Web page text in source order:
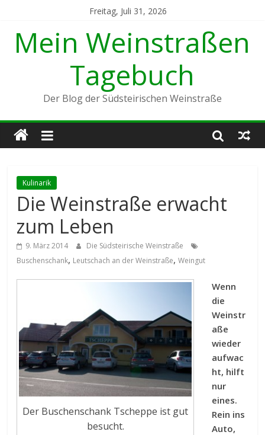
Freitag, Juli 31, 2026
Mein Weinstraßen
Tagebuch
Der Blog der Südsteirischen Weinstraße
Kulinarik
Die Weinstraße erwacht
zum Leben
9. März 2014
Die Südsteirische Weinstraße
Buschenschank, Leutschach an der Weinstraße,Weingut
Der Buschenschank Tscheppe ist gut
besucht.
Wenn
die
Weinstr
aße
wieder
aufwac
ht, hilft
nur
eines.
Rein ins
Auto,